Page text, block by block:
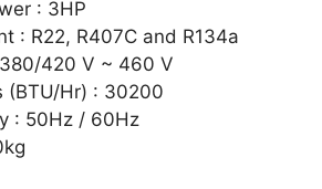
: 3HP
: R22, R407C and R134a
420 V ~ 460 V
(BTU/Hr) : 30200
: 50Hz / 60Hz